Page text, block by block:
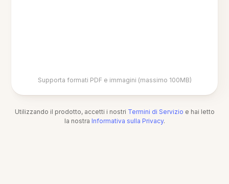
Supporta formati PDF e immagini (massimo 100MB)
Utilizzando il prodotto, accetti i nostri Termini di Servizio e hai letto
la nostra Informativa sulla Privacy.